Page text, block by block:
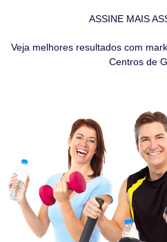
ASSINE MAIS
Veja melhores resultados com
Centros de